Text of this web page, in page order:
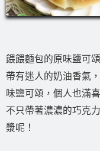
餵餵麵包的原味鹽可
帶有迷人的奶油香氣
味鹽可頌，個人也滿
不只帶著濃濃的巧克
漿呢！